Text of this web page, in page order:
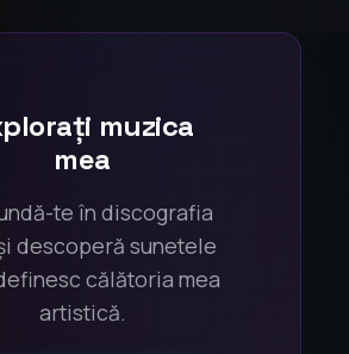
muzica
mea
te în discografia
descoperă sunetele
călătoria mea
artistică.